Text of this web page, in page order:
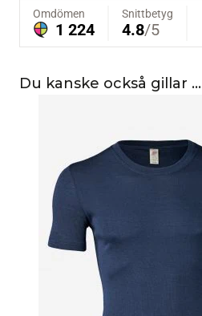
Du kanske också gillar …